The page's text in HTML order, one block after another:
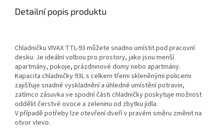
Detailní popis produktu
Chladničku VIVAX TTL-93 můžete snadno umístit pod pracovní
desku. Je ideální volbou pro prostory, jako jsou menší
apartmány, pokoje, prázdninové domy nebo apartmány.
Kapacita chladničky 93L s celkem třemi skleněnými policemi
zajišťuje snadné vyskladnění a úhledné umístění potravin,
zatímco zásuvka ve spodní části chladničky poskytuje možnost
oddělit čerstvé ovoce a zeleninu od zbytku jídla.
V případě potřeby lze otevření dveří v pravém směru změnit na
otvor vlevo.